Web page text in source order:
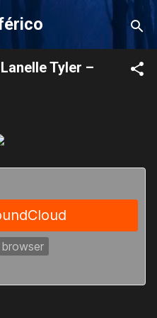
principal
Tyler –